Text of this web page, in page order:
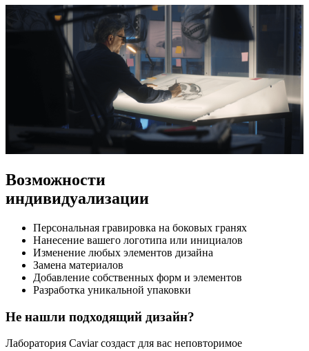
Возможности
индивидуализации
Персональная гравировка на боковых гранях
Нанесение вашего логотипа или инициалов
Изменение любых элементов дизайна
Замена материалов
Добавление собственных форм и элементов
Разработка уникальной упаковки
Не нашли подходящий дизайн?
Лаборатория Caviar создаст для вас неповторимое